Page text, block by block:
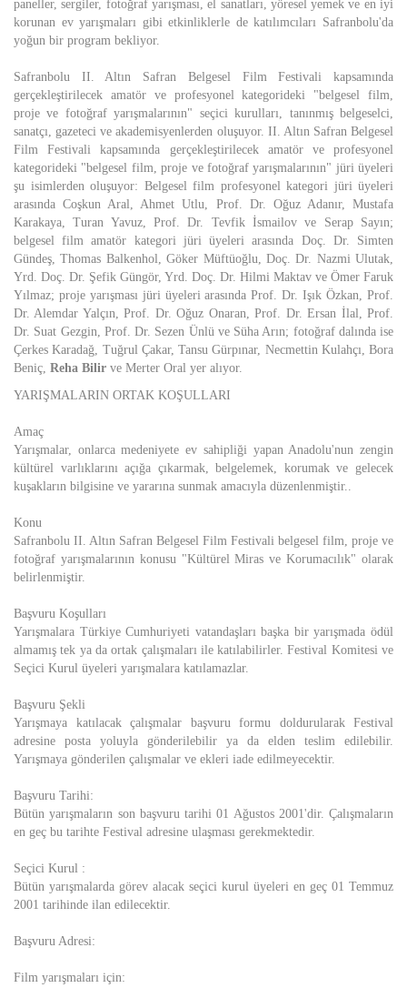
paneller, sergiler, fotoğraf yarışması, el sanatları, yöresel yemek ve en iyi
korunan ev yarışmaları gibi etkinliklerle de katılımcıları Safranbolu'da
yoğun bir program bekliyor.
Safranbolu II. Altın Safran Belgesel Film Festivali kapsamında
gerçekleştirilecek amatör ve profesyonel kategorideki "belgesel film,
proje ve fotoğraf yarışmalarının" seçici kurulları, tanınmış belgeselci,
sanatçı, gazeteci ve akademisyenlerden oluşuyor. II. Altın Safran Belgesel
Film Festivali kapsamında gerçekleştirilecek amatör ve profesyonel
kategorideki "belgesel film, proje ve fotoğraf yarışmalarının" jüri üyeleri
şu isimlerden oluşuyor: Belgesel film profesyonel kategori jüri üyeleri
arasında Coşkun Aral, Ahmet Utlu, Prof. Dr. Oğuz Adanır, Mustafa
Karakaya, Turan Yavuz, Prof. Dr. Tevfik İsmailov ve Serap Sayın;
belgesel film amatör kategori jüri üyeleri arasında Doç. Dr. Simten
Gündeş, Thomas Balkenhol, Göker Müftüoğlu, Doç. Dr. Nazmi Ulutak,
Yrd. Doç. Dr. Şefik Güngör, Yrd. Doç. Dr. Hilmi Maktav ve Ömer Faruk
Yılmaz; proje yarışması jüri üyeleri arasında Prof. Dr. Işık Özkan, Prof.
Dr. Alemdar Yalçın, Prof. Dr. Oğuz Onaran, Prof. Dr. Ersan İlal, Prof.
Dr. Suat Gezgin, Prof. Dr. Sezen Ünlü ve Süha Arın; fotoğraf dalında ise
Çerkes Karadağ, Tuğrul Çakar, Tansu Gürpınar, Necmettin Kulahçı, Bora
Beniç, Reha Bilir ve Merter Oral yer alıyor.
YARIŞMALARIN ORTAK KOŞULLARI
Amaç
Yarışmalar, onlarca medeniyete ev sahipliği yapan Anadolu'nun zengin
kültürel varlıklarını açığa çıkarmak, belgelemek, korumak ve gelecek
kuşakların bilgisine ve yararına sunmak amacıyla düzenlenmiştir..
Konu
Safranbolu II. Altın Safran Belgesel Film Festivali belgesel film, proje ve
fotoğraf yarışmalarının konusu "Kültürel Miras ve Korumacılık" olarak
belirlenmiştir.
Başvuru Koşulları
Yarışmalara Türkiye Cumhuriyeti vatandaşları başka bir yarışmada ödül
almamış tek ya da ortak çalışmaları ile katılabilirler. Festival Komitesi ve
Seçici Kurul üyeleri yarışmalara katılamazlar.
Başvuru Şekli
Yarışmaya katılacak çalışmalar başvuru formu doldurularak Festival
adresine posta yoluyla gönderilebilir ya da elden teslim edilebilir.
Yarışmaya gönderilen çalışmalar ve ekleri iade edilmeyecektir.
Başvuru Tarihi:
Bütün yarışmaların son başvuru tarihi 01 Ağustos 2001'dir. Çalışmaların
en geç bu tarihte Festival adresine ulaşması gerekmektedir.
Seçici Kurul :
Bütün yarışmalarda görev alacak seçici kurul üyeleri en geç 01 Temmuz
2001 tarihinde ilan edilecektir.
Başvuru Adresi:
Film yarışmaları için: